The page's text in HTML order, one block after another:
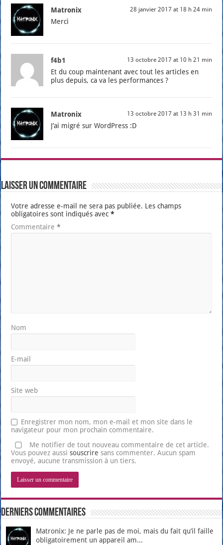
Matronix 28 janvier 2017 at 18 h 24 min
Mer­ci
f4b1 13 octobre 2017 at 10 h 21 min
Et du coup main­te­nant avec tout les articles en
plus depuis, ca va les per­for­mances ?
Matronix 13 octobre 2017 at 13 h 31 min
J’ai migré sur Word­Press :D
Laisser un commentaire
Votre adresse e-mail ne sera pas publiée. Les champs
obligatoires sont indiqués avec*
Commentaire*
Nom
E-mail
Site web
Enregistrer mon nom, mon e-mail et mon site dans le
navigateur pour mon prochain commentaire.
Me notifier de tout nouveau commentaire de cet article.
Vous pouvez aussisouscrire sans commenter. Aucun spam
envoyé, aucune transmission à un tiers.
Derniers Commentaires
Matronix: Je ne parle pas de moi, mais du fait qu’il faille
obligatoirement un appareil am...